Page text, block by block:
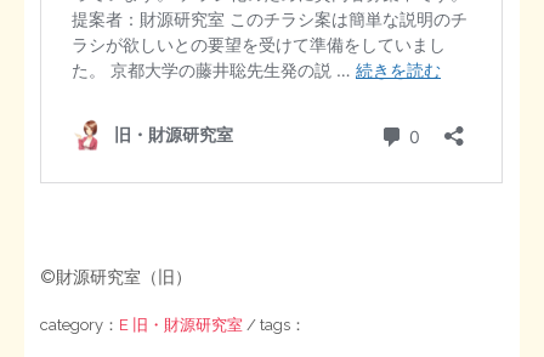
©財源研究室（旧）
category： E 旧・財源研究室 / tags：